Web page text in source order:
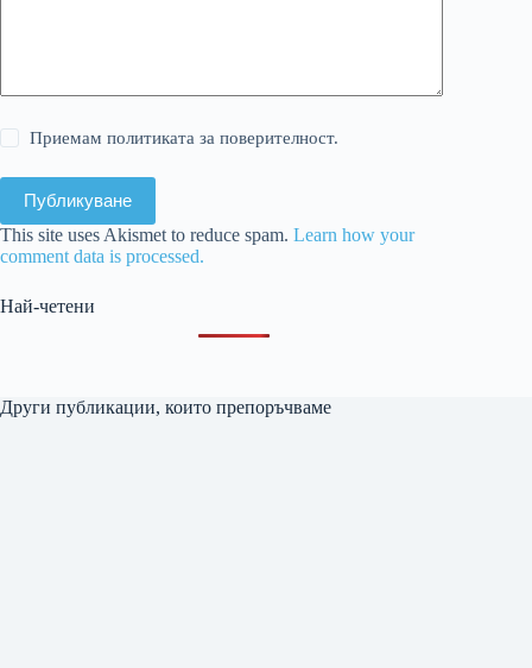
Приемам политиката за поверителност.
Публикуване
This site uses Akismet to reduce spam. Learn how your
comment data is processed.
Най-четени
Други публикации, които препоръчваме